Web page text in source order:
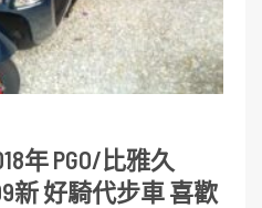
年 PGO/比雅久
新 好騎代步車 喜歡